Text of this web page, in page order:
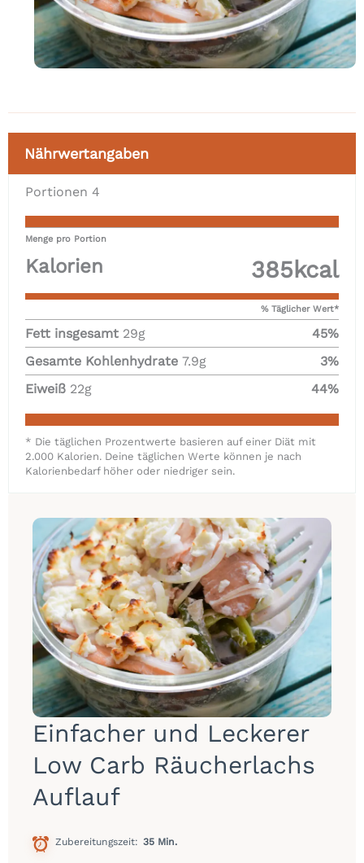
Einfacher und Leckerer
Low Carb Räucherlachs
Auflauf
Zubereitungszeit 35 Min.
Nährwertangaben
Portionen 4
Menge pro Portion
Kalorien 385 kcal
% Täglicher Wert*
Fett insgesamt 29g 45%
Gesamte Kohlenhydrate 7.9g 3%
Eiweiß 22g 44%
* Die täglichen Prozentwerte basieren auf einer Diät mit
2.000 Kalorien. Deine täglichen Werte können je nach
Kalorienbedarf höher oder niedriger sein.